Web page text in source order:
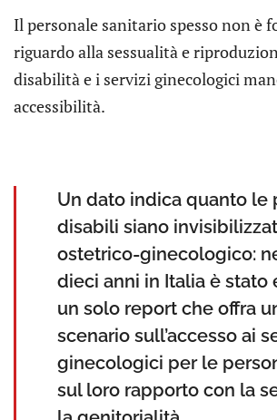
Il personale sanitario spesso non è
riguardo alla sessualità e
disabilità e i servizi ginecologici
accessibilità.
Un dato indica quanto le
disabili siano
ostetrico-ginecologico:
dieci anni in Italia è stato
un solo report che offra
scenario sull’accesso ai
ginecologici per le
sul loro rapporto con la